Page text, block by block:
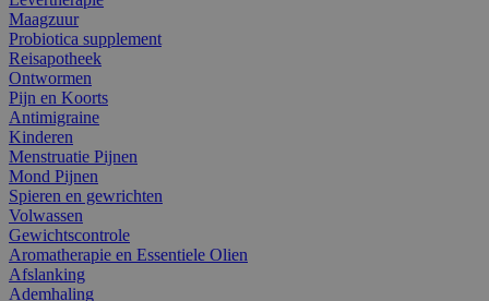
Maagzuur
Probiotica supplement
Reisapotheek
Ontwormen
Pijn en Koorts
Antimigraine
Kinderen
Menstruatie Pijnen
Mond Pijnen
Spieren en gewrichten
Volwassen
Gewichtscontrole
Aromatherapie en Essentiele Olien
Afslanking
Ademhaling